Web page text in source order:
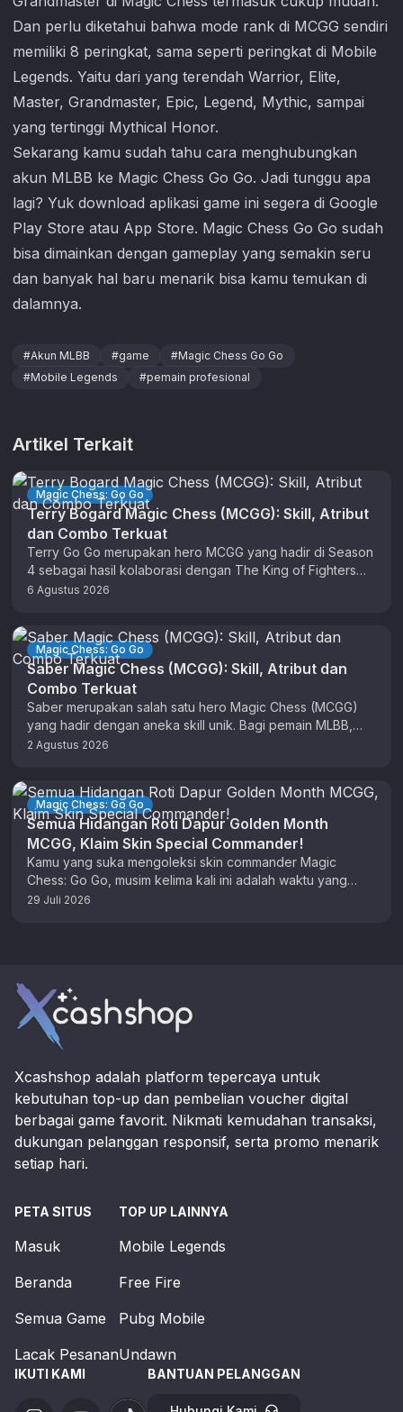
Dan perlu diketahui bahwa mode rank di MCGG sendiri
memiliki 8 peringkat, sama seperti peringkat di Mobile
Legends. Yaitu dari yang terendah Warrior, Elite,
Master, Grandmaster, Epic, Legend, Mythic, sampai
yang tertinggi Mythical Honor.
Sekarang kamu sudah tahu cara menghubungkan
akun MLBB ke Magic Chess Go Go. Jadi tunggu apa
lagi? Yuk download aplikasi game ini segera di Google
Play Store atau App Store. Magic Chess Go Go sudah
bisa dimainkan dengan gameplay yang semakin seru
dan banyak hal baru menarik bisa kamu temukan di
dalamnya.
#Akun MLBB #game #Magic Chess Go Go
#Mobile Legends #pemain profesional
Artikel Terkait
Magic Chess: Go Go
Terry Bogard Magic Chess (MCGG): Skill, Atribut
dan Combo Terkuat
Terry Go Go merupakan hero MCGG yang hadir di Season
4 sebagai hasil kolaborasi dengan The King of Fighters
(KOF). …
6 Agustus 2026
Magic Chess: Go Go
Saber Magic Chess (MCGG): Skill, Atribut dan
Combo Terkuat
Saber merupakan salah satu hero Magic Chess (MCGG)
yang hadir dengan aneka skill unik. Bagi pemain MLBB,
anda sudah tidak …
2 Agustus 2026
Magic Chess: Go Go
Semua Hidangan Roti Dapur Golden Month
MCGG, Klaim Skin Special Commander!
Kamu yang suka mengoleksi skin commander Magic
Chess: Go Go, musim kelima kali ini adalah waktu yang
tepat untuk berburu …
29 Juli 2026
Xcashshop adalah platform tepercaya untuk
kebutuhan top-up dan pembelian voucher digital
berbagai game favorit. Nikmati kemudahan transaksi,
dukungan pelanggan responsif, serta promo menarik
setiap hari.
PETA SITUS
Masuk
Beranda
Semua Game
Lacak Pesanan
TOP UP LAINNYA
Mobile Legends
Free Fire
Pubg Mobile
Undawn
IKUTI KAMI BANTUAN PELANGGAN